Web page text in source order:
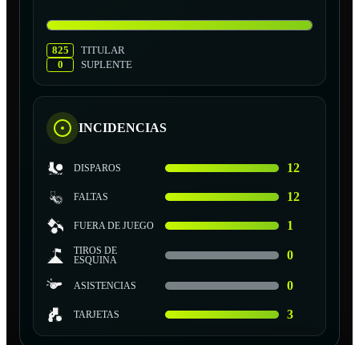
825
TITULAR
0
SUPLENTE
INCIDENCIAS
DISPAROS 12
FALTAS 12
FUERA DE JUEGO 1
TIROS DE
ESQUINA
0
ASISTENCIAS 0
TARJETAS 3